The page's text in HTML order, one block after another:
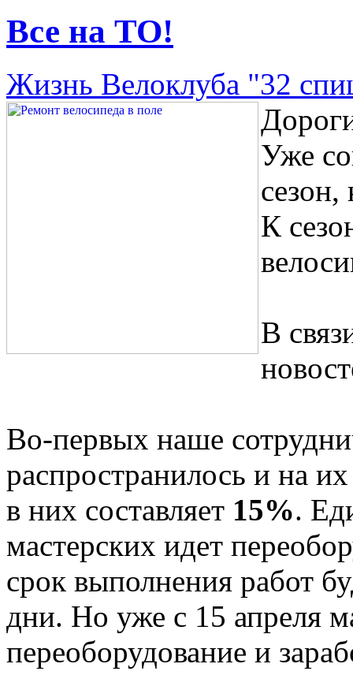
Все на ТО!
Жизнь Велоклуба "32
Уже
К
В
Во-первых наше
распространилось и на
в них составляет 15%.
мастерских идет
срок выполнения работ
дни. Но уже с 15 апреля
переоборудование и